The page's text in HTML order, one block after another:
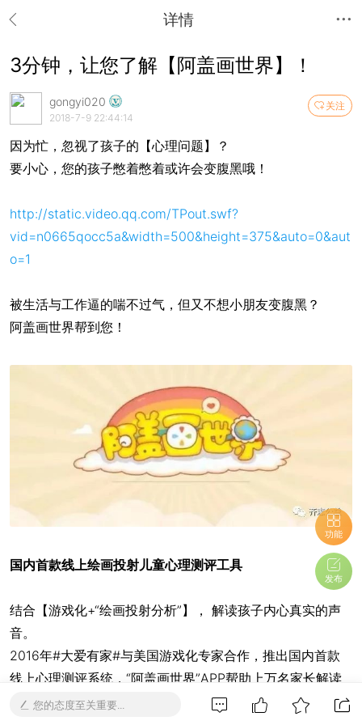
详情
3分钟，让您了解【阿盖画世界】！
关注
gongyi020
2018-7-9 22:44:14
因为忙，忽视了孩子的【心理问题】？
要小心，您的孩子憋着憋着或许会变腹黑哦！
http://static.video.qq.com/TPout.swf?
vid=n0665qocc5a&width=500&height=375&auto=0&aut
o=1
被生活与工作逼的喘不过气，但又不想小朋友变腹黑？
阿盖画世界帮到您！
国内首款线上绘画投射儿童心理测评工具
结合【游戏化+“绘画投射分析”】， 解读孩子内心真实的声
音。
2016年#大爱有家#与美国游戏化专家合作，推出国内首款
线上心理测评系统，“阿盖画世界”APP帮助上万名家长解读
孩子内心真实心声。 2018年“阿盖画世界”H5版本以免安装
您的态度至关重要...
功能
发布